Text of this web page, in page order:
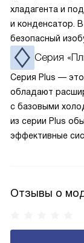
хладагента и
и конденсатор.
безопасный
окружающей
по
лучше работает
и быстрее
меньше
Cерия
Серия Plus —
обладают
с базовыми
из серии Plus
эффективные
температурой,
свежести.
возможностями
Отзывы о